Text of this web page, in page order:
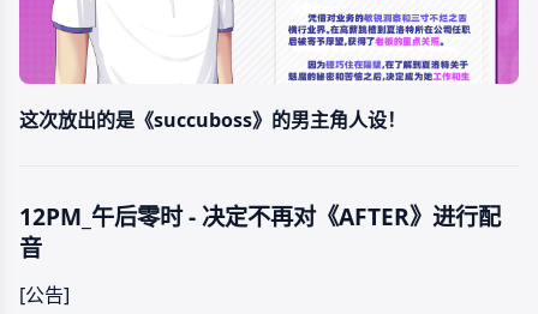
这次放出的是《succuboss》的男主角人设！
12PM_午后零时 - 决定不再对《AFTER》进行配
音
[公告]